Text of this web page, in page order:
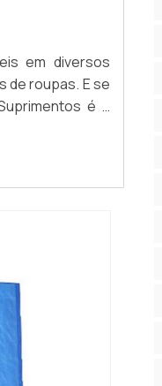
em diversos
de roupas. E se
é a
matéria-prima
ela possui